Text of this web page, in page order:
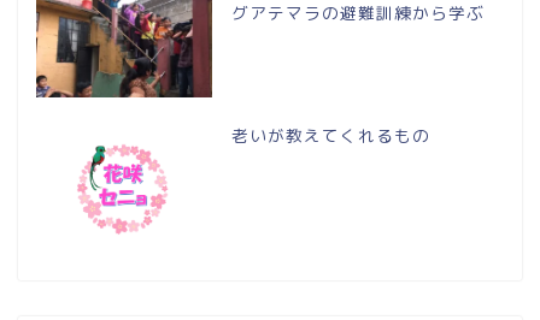
グアテマラの避難訓練から学ぶ
老いが教えてくれるもの